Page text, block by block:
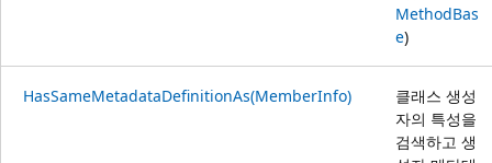
MethodBas
e)
HasSameMetadataDefinitionAs(MemberInfo)
클래스 생성
자의 특성을
검색하고 생